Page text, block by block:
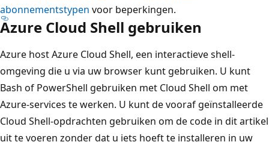
abonnementstypen voor beperkingen.
Azure Cloud Shell gebruiken
Azure host Azure Cloud Shell, een interactieve shell-
omgeving die u via uw browser kunt gebruiken. U kunt
Bash of PowerShell gebruiken met Cloud Shell om met
Azure-services te werken. U kunt de vooraf geïnstalleerde
Cloud Shell-opdrachten gebruiken om de code in dit artikel
uit te voeren zonder dat u iets hoeft te installeren in uw